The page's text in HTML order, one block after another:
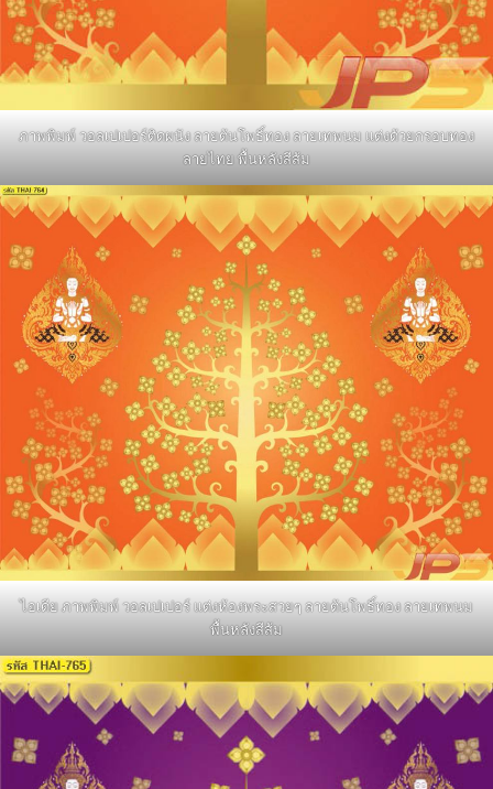
ภาพพิมพ์ วอลเปเปอร์ติดผนัง ลายต้นโพธิ์ทอง ลายเทพนม แต่งด้วยกรอบทอง
ลายไทย พื้นหลังสีส้ม
ไอเดีย ภาพพิมพ์ วอลเปเปอร์ แต่งห้องพระสวยๆ ลายต้นโพธิ์ทอง ลายเทพนม
พื้นหลังสีส้ม